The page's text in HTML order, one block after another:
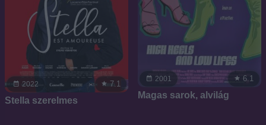
2022 7.1
Stella szerelmes
2001 6.1
Magas sarok, alvilág